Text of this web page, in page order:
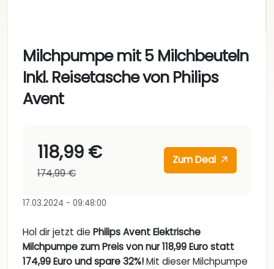
Milchpumpe mit 5 Milchbeuteln
Inkl. Reisetasche von Philips
Avent
118,99 €
174,99 €
Zum Deal
17.03.2024 - 09:48:00
Hol dir jetzt die Philips Avent Elektrische
Milchpumpe zum Preis von nur 118,99 Euro statt
174,99 Euro und spare 32%!Mit dieser Milchpumpe